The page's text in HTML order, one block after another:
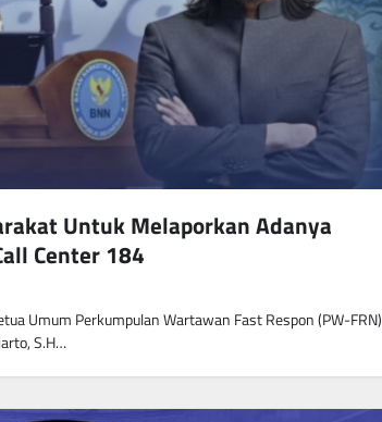
Untuk Melaporkan Adanya
Center 184
Umum Perkumpulan Wartawan Fast Respon (PW-FRN)
S.H…